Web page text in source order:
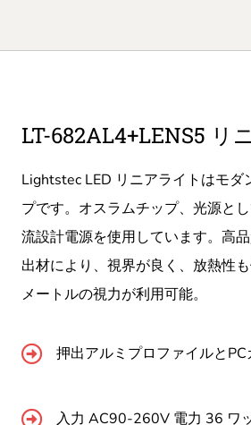
LT-682AL4+LENS5 リ
Lightstec LED リニアライトはモダ
プです。オスラムチップ、光源と
流設計電源を使用しています。高
出材により、視界が良く、放熱性
メートルの視力が利用可能。
押出アルミプロファイルとPC
入力 AC90-260V 電力 36 ワ